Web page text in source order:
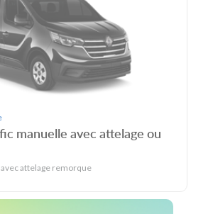
manuelle avec attelage ou
attelage remorque